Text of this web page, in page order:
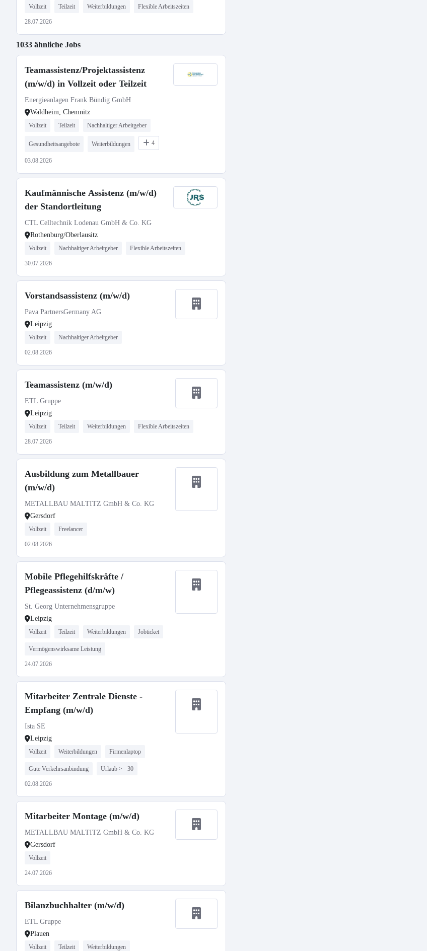
Vollzeit Teilzeit Weiterbildungen Flexible Arbeitszeiten
28.07.2026
1033 ähnliche Jobs
Teamassistenz/Projektassistenz
(m/w/d) in Vollzeit oder Teilzeit
Energieanlagen Frank Bündig GmbH
Waldheim, Chemnitz
Vollzeit Teilzeit Nachhaltiger Arbeitgeber
Gesundheitsangebote Weiterbildungen 4
03.08.2026
Kaufmännische Assistenz (m/w/d)
der Standortleitung
CTL Celltechnik Lodenau GmbH & Co. KG
Rothenburg/Oberlausitz
Vollzeit Nachhaltiger Arbeitgeber Flexible Arbeitszeiten
30.07.2026
Vorstandsassistenz (m/w/d)
Pava PartnersGermany AG
Leipzig
Vollzeit Nachhaltiger Arbeitgeber
02.08.2026
Teamassistenz (m/w/d)
ETL Gruppe
Leipzig
Vollzeit Teilzeit Weiterbildungen Flexible Arbeitszeiten
28.07.2026
Ausbildung zum Metallbauer
(m/w/d)
METALLBAU MALTITZ GmbH & Co. KG
Gersdorf
Vollzeit Freelancer
02.08.2026
Mobile Pflegehilfskräfte /
Pflegeassistenz (d/m/w)
St. Georg Unternehmensgruppe
Leipzig
Vollzeit Teilzeit Weiterbildungen Jobticket
Vermögenswirksame Leistung
24.07.2026
Mitarbeiter Zentrale Dienste -
Empfang (m/w/d)
Ista SE
Leipzig
Vollzeit Weiterbildungen Firmenlaptop
Gute Verkehrsanbindung Urlaub >= 30
02.08.2026
Mitarbeiter Montage (m/w/d)
METALLBAU MALTITZ GmbH & Co. KG
Gersdorf
Vollzeit
24.07.2026
Bilanzbuchhalter (m/w/d)
ETL Gruppe
Plauen
Vollzeit Teilzeit Weiterbildungen